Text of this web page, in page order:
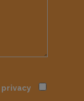
privacy